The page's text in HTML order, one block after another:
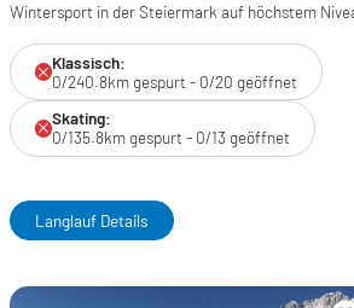
Wintersport in der Steiermark auf höchstem
Klassisch:
0/240.8km gespurt - 0/20 geöffnet
Skating:
0/135.8km gespurt - 0/13 geöffnet
Langlauf Details